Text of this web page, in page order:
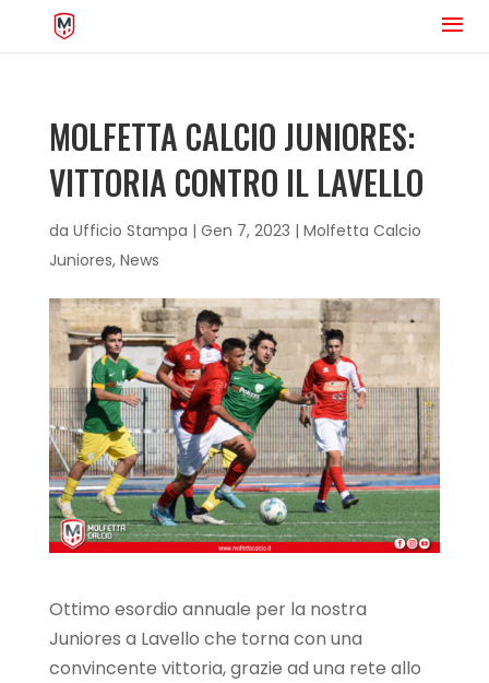
MOLFETTA CALCIO JUNIORES:
VITTORIA CONTRO IL LAVELLO
da Ufficio Stampa | Gen 7, 2023 | Molfetta Calcio
Juniores, News
Ottimo esordio annuale per la nostra
Juniores a Lavello che torna con una
convincente vittoria, grazie ad una rete allo